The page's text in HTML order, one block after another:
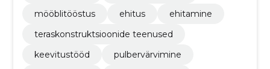
mööblitööstus
ehitus
ehitamine
teraskonstruktsioonide teenused
keevitustööd
pulbervärvimine